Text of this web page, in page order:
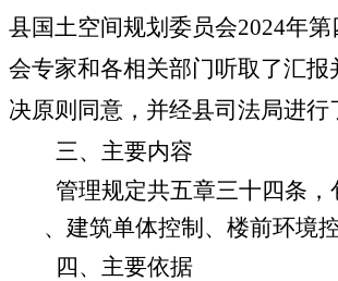
县国土空间规划委员会2024年
会专家和各相关部门听取了汇报
决原则同意， 并经县司法局进行
三、主要内容
管理规定共五章三十四条，
、 建筑单体控制 、 楼前环境
四、 主要依据